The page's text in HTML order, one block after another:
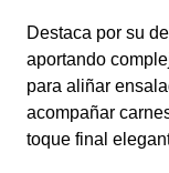
Destaca por su
aportando
para aliñar
acompañar
toque final